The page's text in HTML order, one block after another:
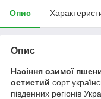
Опис
Опис
Насіння озимої
остистий сорт
південних регіонів